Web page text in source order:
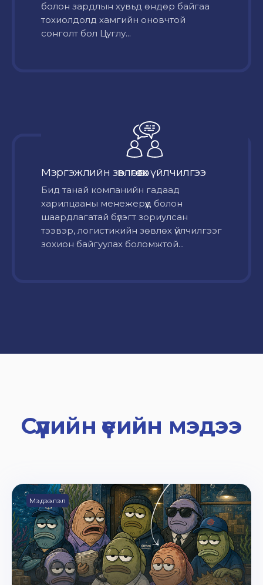
болон зардлын хувьд өндөр байгаа
тохиолдолд хамгийн оновчтой
сонголт бол Цуглу...
Мэргэжлийн зөвлөгөө өгөх үйлчилгээ
Бид танай компанийн гадаад
харилцааны менежерүүд болон
шаардлагатай бүлэгт зориулсан
тээвэр, логистикийн зөвлөх үйлчилгээг
зохион байгуулах боломжтой...
Сүүлийн үеийн мэдээ
Мэдээлэл